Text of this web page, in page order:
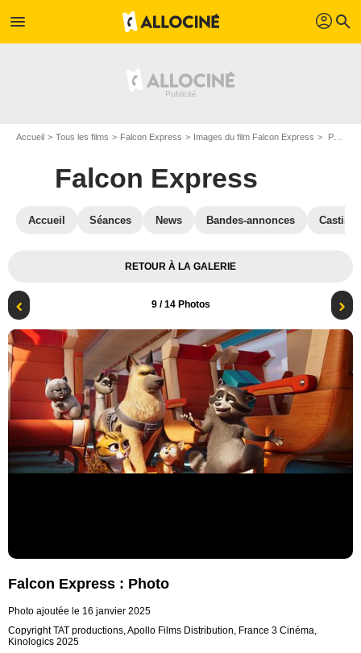
menu profil search
Accueil Tous les films Falcon Express Images du film Falcon Express Photo du film Falcon Express - Photo 9
Falcon Express
Accueil Séances News Bandes-annonces Casting
RETOUR À LA GALERIE
9/ 14 Photos
Falcon Express : Photo
Photo ajoutée le 16 janvier 2025
Copyright TAT productions, Apollo Films Distribution, France 3 Cinéma,
Kinologics 2025